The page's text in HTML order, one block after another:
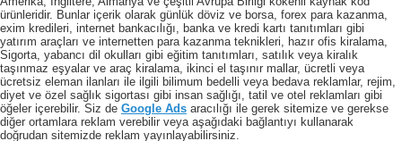
ürünleridir. Bunlar içerik olarak günlük döviz ve borsa, forex para kazanma,
exim kredileri, internet bankacılığı, banka ve kredi kartı tanıtımları gibi
yatırım araçları ve internetten para kazanma teknikleri, hazır ofis kiralama,
Sigorta, yabancı dil okulları gibi eğitim tanıtımları, satılık veya kiralık
taşınmaz eşyalar ve araç kiralama, ikinci el taşınır mallar, ücretli veya
ücretsiz eleman ilanları ile ilgili bilimum bedelli veya bedava reklamlar, rejim,
diyet ve özel sağlık sigortası gibi insan sağlığı, tatil ve otel reklamları gibi
öğeler içerebilir. Siz de Google Ads aracılığı ile gerek sitemize ve gerekse
diğer ortamlara reklam verebilir veya aşağıdaki bağlantıyı kullanarak
doğrudan sitemizde reklam yayınlayabilirsiniz.